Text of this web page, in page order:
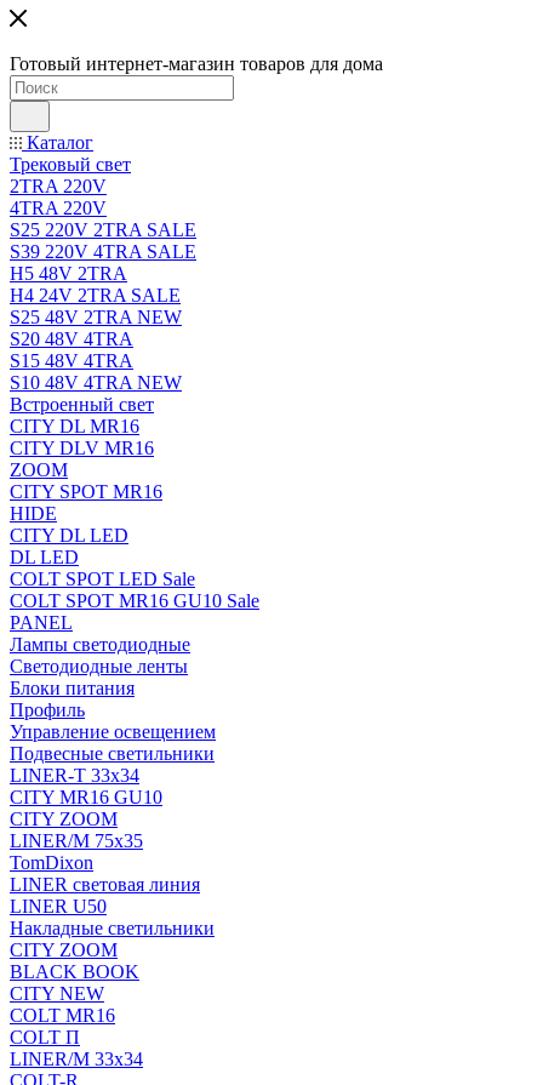
Готовый интернет-магазин товаров для дома
Каталог
Трековый свет
2TRA 220V
4TRA 220V
S25 220V 2TRA SALE
S39 220V 4TRA SALE
H5 48V 2TRA
H4 24V 2TRA SALE
S25 48V 2TRA NEW
S20 48V 4TRA
S15 48V 4TRA
S10 48V 4TRA NEW
Встроенный свет
CITY DL MR16
CITY DLV MR16
ZOOM
CITY SPOT MR16
HIDE
CITY DL LED
DL LED
COLT SPOT LED Sale
COLT SPOT MR16 GU10 Sale
PANEL
Лампы светодиодные
Светодиодные ленты
Блоки питания
Профиль
Управление освещением
Подвесные светильники
LINER-T 33x34
CITY MR16 GU10
CITY ZOOM
LINER/M 75х35
TomDixon
LINER световая линия
LINER U50
Накладные светильники
CITY ZOOM
BLACK BOOK
CITY NEW
COLT MR16
COLT П
LINER/М 33х34
COLT-R